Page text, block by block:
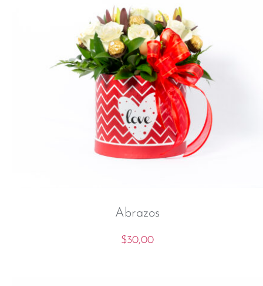
Abrazos
$30,00